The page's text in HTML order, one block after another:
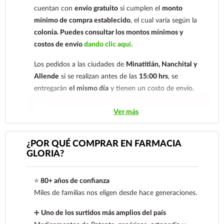
cuentan conenvío gratuito si cumplen elmonto
mínimo de compra establecido, el cual varía según la
colonia. Puedes consultar los montos mínimos y
costos de envíodando clic aquí.
Los pedidos a las ciudades de Minatitlán, Nanchital y
Allende si se realizan antes de las 15:00 hrs, se
entregaránel mismo día y tienen un costo de envío.
Los pedidos de otras localidades se envían mediante
.Sólo hacemos envíos en el territorio
nacional.
económica.En la tarifa nacional al día siguiente, los
pedidos deben realizarseantes de las 14:00 hrs.El
tiempo de entrega de la tarifa económica es de
días.
Ver más
¿POR QUÉ COMPRAR EN FARMACIA
GLORIA?
⭐ 80+ años de confianza
Miles de familias nos eligen desde hace generaciones.
➕ Uno de los surtidos más amplios del país